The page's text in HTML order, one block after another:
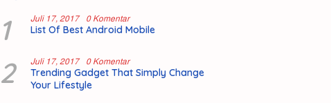
1 Juli 17, 2017 0 Komentar
List Of Best Android Mobile
2 Juli 17, 2017 0 Komentar
Trending Gadget That Simply Change
Your Lifestyle